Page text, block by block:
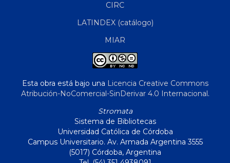
CIRC
LATINDEX (catálogo)
MIAR
Esta obra está bajo una Licencia Creative Commons
Atribución-NoComercial-SinDerivar 4.0 Internacional.
Stromata
Sistema de Bibliotecas
Universidad Católica de Córdoba
Campus Universitario. Av. Armada Argentina 3555
(5017) Córdoba, Argentina